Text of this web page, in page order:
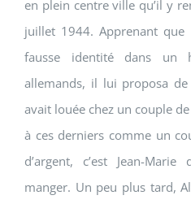
en plein centre ville qu’il y
juillet 1944. Apprenant
fausse identité dans un
allemands, il lui proposa
avait louée chez un couple
à ces derniers comme un
d’argent, c’est Jean-
manger. Un peu plus tard,